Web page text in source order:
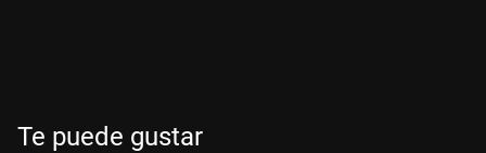
Te puede gustar